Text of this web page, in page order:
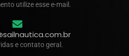
utilize esse e-mail.
e contato geral.